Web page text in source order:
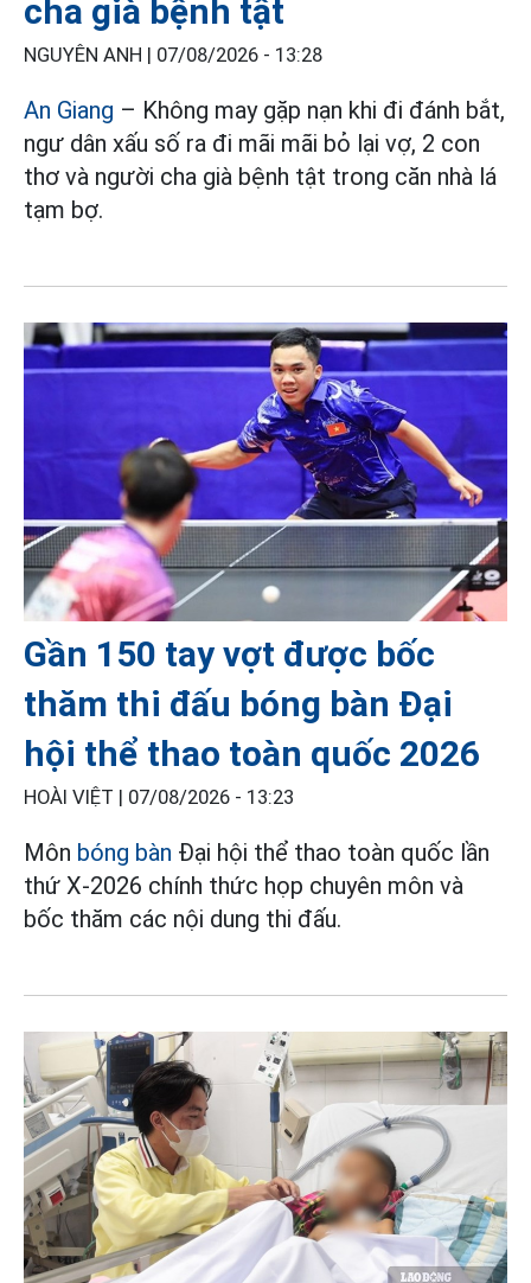
cha già bệnh tật
NGUYÊN ANH | 07/08/2026 - 13:28
An Giang – Không may gặp nạn khi đi đánh bắt,
ngư dân xấu số ra đi mãi mãi bỏ lại vợ, 2 con
thơ và người cha già bệnh tật trong căn nhà lá
tạm bợ.
Gần 150 tay vợt được bốc
thăm thi đấu bóng bàn Đại
hội thể thao toàn quốc 2026
HOÀI VIỆT | 07/08/2026 - 13:23
Môn bóng bàn Đại hội thể thao toàn quốc lần
thứ X-2026 chính thức họp chuyên môn và
bốc thăm các nội dung thi đấu.